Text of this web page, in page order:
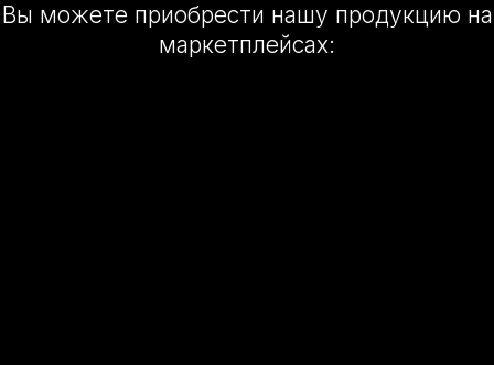
Вы можете приобрести нашу продукцию на
маркетплейсах: